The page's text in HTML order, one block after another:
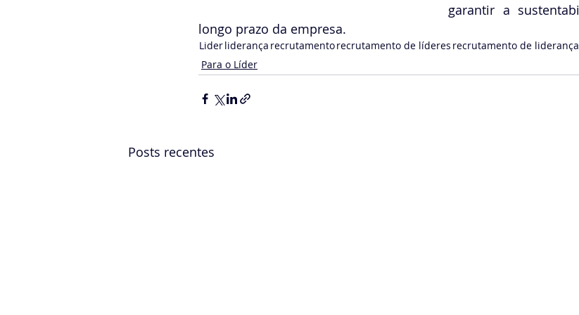
garantir a
longo prazo da empresa.
Liderliderança recrutamentorecrutamento de líderes recrutamento de liderança
Para o Líder
Posts recentes